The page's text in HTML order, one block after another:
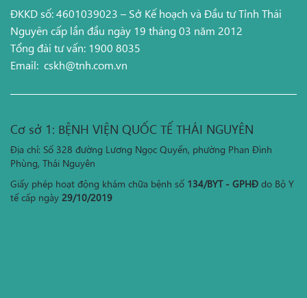
ĐKKD số: 4601039023 – Sở Kế hoạch và Đầu tư Tỉnh Thái
Nguyên cấp lần đầu ngày 19 tháng 03 năm 2012
Tổng đài tư vấn: 1900 8035
Email: cskh@tnh.com.vn
Cơ sở 1: BỆNH VIỆN QUỐC TẾ THÁI NGUYÊN
Địa chỉ: Số 328 đường Lương Ngọc Quyến, phường Phan Đình
Phùng, Thái Nguyên
Giấy phép hoạt động khám chữa bệnh số 134/BYT - GPHĐ do Bộ Y
tế cấp ngày 29/10/2019